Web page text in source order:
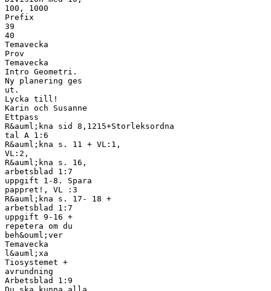
100, 1000
Prefix
39
40
Temavecka
Prov
Temavecka
Intro Geometri.
Ny planering ges
ut.
Lycka till!
Karin och Susanne
Ettpass
R&auml;kna sid 8,1215+Storleksordna
tal A 1:6
R&auml;kna s. 11 + VL:1,
VL:2,
R&auml;kna s. 16,
arbetsblad 1:7
uppgift 1-8. Spara
pappret!, VL :3
R&auml;kna s. 17- 18 +
arbetsblad 1:7
uppgift 9-16 +
repetera om du
beh&ouml;ver
Temavecka
l&auml;xa
Tiosystemet +
avrundning
Arbetsblad 1:9